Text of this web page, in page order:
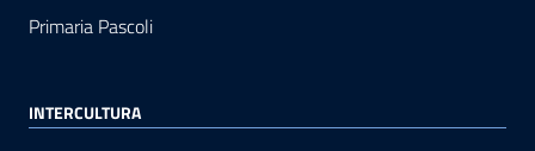
Primaria Pascoli
INTERCULTURA